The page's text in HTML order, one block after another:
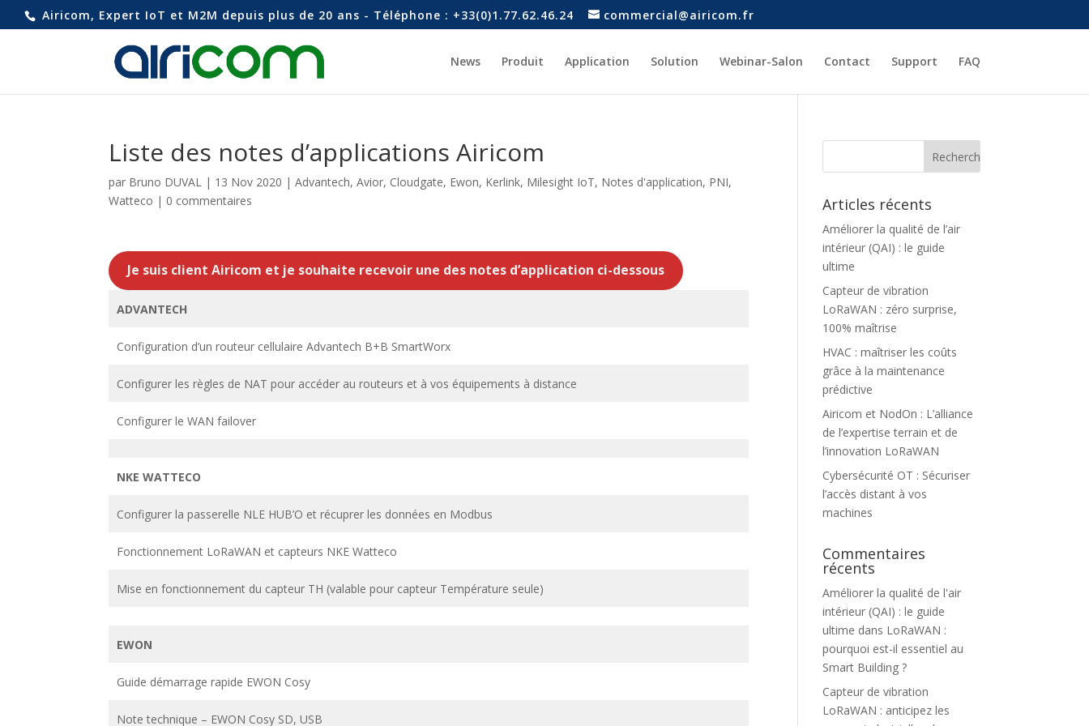
Airicom, Expert IoT et M2M depuis plus de 20 ans - Téléphone : +33(0)1.77.62.46.24 commercial@airicom.fr
News Produit Application Solution Webinar-Salon Contact Support FAQ
Liste des notes d’applications Airicom
par Bruno DUVAL | 13 Nov 2020 |Advantech,Avior, Cloudgate, Ewon, Kerlink, Milesight IoT, Notes d'application, PNI,
Watteco | 0 commentaires
Je suis client Airicom et je souhaite recevoir une des notes d’application ci-dessous
ADVANTECH
Configuration d’un routeur cellulaire Advantech B+B SmartWorx
Configurer les règles de NAT pour accéder au routeurs et à vos équipements à distance
Configurer le WAN failover
NKE WATTECO
Configurer la passerelle NLE HUB’O et récuprer les données en Modbus
Fonctionnement LoRaWAN et capteurs NKE Watteco
Mise en fonctionnement du capteur TH (valable pour capteur Température seule)
EWON
Guide démarrage rapide EWON Cosy
Note technique – EWON Cosy SD, USB
Articles récents
Améliorer la qualité de l’air
intérieur (QAI) : le guide
ultime
Capteur de vibration
LoRaWAN : zéro surprise,
100% maîtrise
HVAC : maîtriser les coûts
grâce à la maintenance
prédictive
Airicom et NodOn : L’alliance
de l’expertise terrain et de
l’innovation LoRaWAN
Cybersécurité OT : Sécuriser
l’accès distant à vos
machines
Commentaires
récents
Améliorer la qualité de l'air
intérieur (QAI) : le guide
ultime dans LoRaWAN :
pourquoi est-il essentiel au
Smart Building ?
Capteur de vibration
LoRaWAN : anticipez les